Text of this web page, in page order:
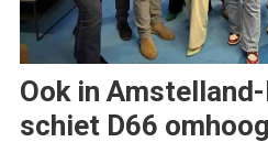
Ook in
schiet D66 omhoog